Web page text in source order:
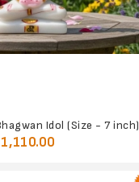
Idol (Size - 7 inch)